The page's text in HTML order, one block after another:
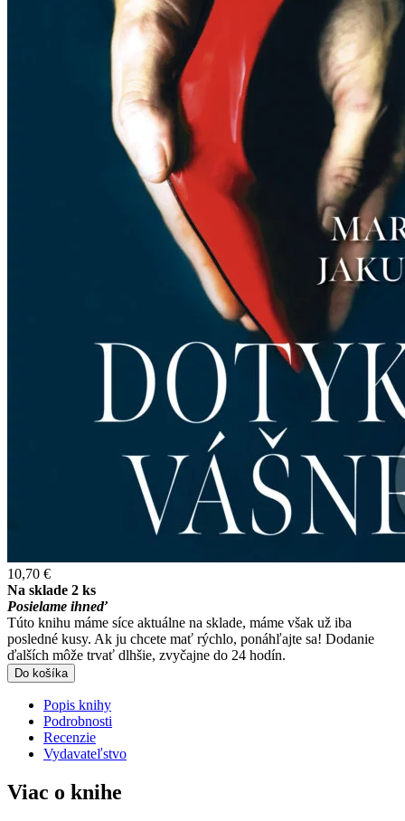
10,70 €
Na sklade 2 ks
Posielame ihneď
Túto knihu máme síce aktuálne na sklade, máme však už iba
posledné kusy. Ak ju chcete mať rýchlo, ponáhľajte sa! Dodanie
ďalších môže trvať dlhšie, zvyčajne do 24 hodín.
Do košíka
Popis knihy
Podrobnosti
Recenzie
Vydavateľstvo
Viac o knihe